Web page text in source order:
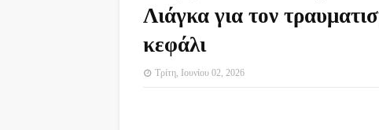
Λιάγκα για τον
κεφάλι
Τρίτη, Ιουνίου 02, 2026